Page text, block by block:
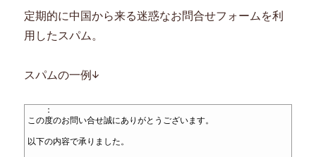
定期的に中国から来る迷惑なお問合せフォームを利
用したスパム。
スパムの一例↓
：
この度のお問い合せ誠にありがとうございます。
以下の内容で承りました。